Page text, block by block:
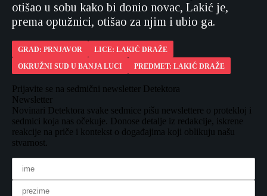
otišao u sobu kako bi donio novac, Lakić je,
prema optužnici, otišao za njim i ubio ga.
GRAD: PRNJAVOR
LICE: LAKIĆ DRAŽE
OKRUŽNI SUD U BANJA LUCI
PREDMET: LAKIĆ DRAŽE
Prijavite se na sedmični newsletter Detektora
Newsletter
Novinari Detektora svake sedmice pišu newslettere o protekloj i
sedmici koja nas očekuje. Donose detalje iz redakcije, iskrene
reakcije na priče i kontekst o događajima koji oblikuju našu
stvarnost.